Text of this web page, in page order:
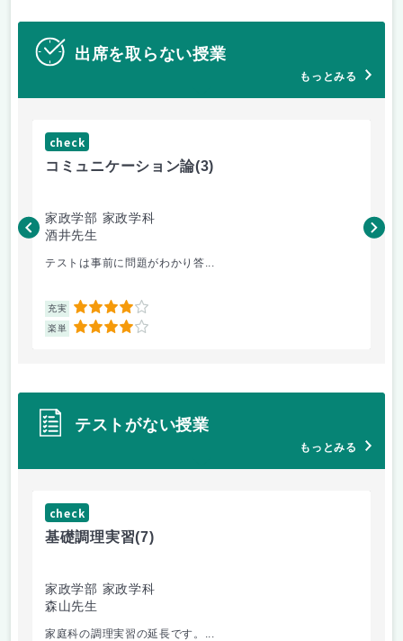
出席を取らない授業
もっとみる
check
コミュニケーション論(3)
家政学部 家政学科
酒井先生
テストは事前に問題がわかり答...
充実 4
楽単 4
村
テストがない授業
もっとみる
check
基礎調理実習(7)
家政学部 家政学科
森山先生
家庭科の調理実習の延長です。...